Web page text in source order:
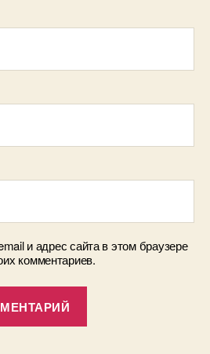
и адрес сайта в этом браузере
комментариев.